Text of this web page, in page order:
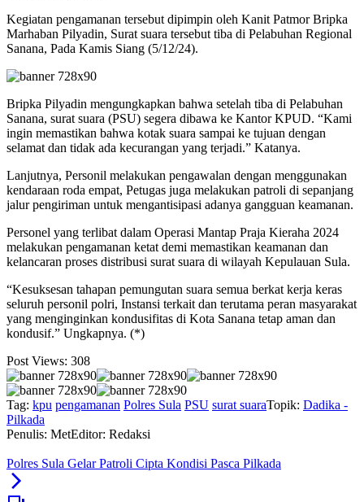
Kegiatan pengamanan tersebut dipimpin oleh Kanit Patmor Bripka
Marhaban Pilyadin, Surat suara tersebut tiba di Pelabuhan Regional
Sanana, Pada Kamis Siang (5/12/24).
Bripka Pilyadin mengungkapkan bahwa setelah tiba di Pelabuhan
Sanana, surat suara (PSU) segera dibawa ke Kantor KPUD. “Kami
ingin memastikan bahwa kotak suara sampai ke tujuan dengan
selamat dan tidak ada kecurangan yang terjadi.” Katanya.
Lanjutnya, Personil melakukan pengawalan dengan menggunakan
kendaraan roda empat, Petugas juga melakukan patroli di sepanjang
jalur pengiriman untuk mengantisipasi adanya gangguan keamanan.
Personel yang terlibat dalam Operasi Mantap Praja Kieraha 2024
melakukan pengamanan ketat demi memastikan keamanan dan
kelancaran proses distribusi surat suara di wilayah Kepulauan Sula.
“Kesuksesan tahapan pemungutan suara semua berkat kerja keras
seluruh personil polri, Instansi terkait dan terutama peran masyarakat
yang menginginkan kondusifitas di Kota Sanana tetap aman dan
kondusif.” Ungkapnya. (*)
Post Views: 308
Tag: kpu pengamanan Polres Sula PSU surat suaraTopik: Dadika -
Pilkada
Penulis: MetEditor: Redaksi
Polres Sula Gelar Patroli Cipta Kondisi Pasca Pilkada